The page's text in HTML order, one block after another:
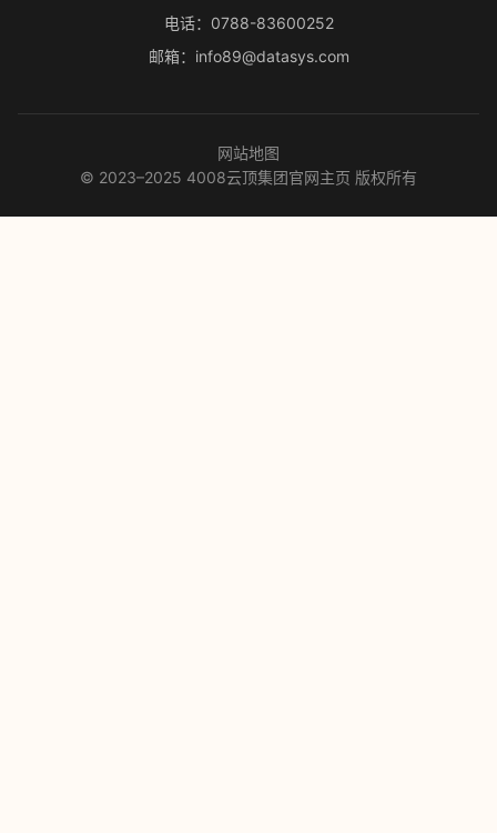
电话：0788-83600252
邮箱：info89@datasys.com
网站地图
© 2023–2025 4008云顶集团官网主页 版权所有